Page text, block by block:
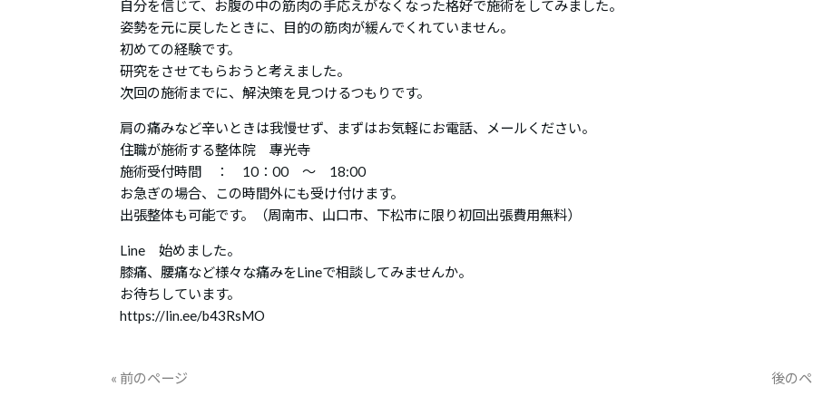
自分を信じて、お腹の中の筋肉の手応えがなくなった格好で施術をしてみました。
姿勢を元に戻したときに、目的の筋肉が緩んでくれていません。
初めての経験です。
研究をさせてもらおうと考えました。
次回の施術までに、解決策を見つけるつもりです。
肩の痛みなど辛いときは我慢せず、まずはお気軽にお電話、メールください。
住職が施術する整体院 專光寺
施術受付時間 ： 10：00 ～ 18:00
お急ぎの場合、この時間外にも受け付けます。
出張整体も可能です。（周南市、山口市、下松市に限り初回出張費用無料）
Line 始めました。
膝痛、腰痛など様々な痛みをLineで相談してみませんか。
お待ちしています。
https://lin.ee/b43RsMO
« 前のページ 後の